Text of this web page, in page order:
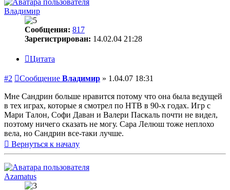
Владимир
Сообщения: 817
Зарегистрирован: 14.02.04 21:28
Цитата
#2 Сообщение Владимир » 1.04.07 18:31
Мне Сандрин больше нравится потому что она была ведущей
в тех играх, которые я смотрел по НТВ в 90-х годах. Игр с
Мари Талон, Софи Даван и Валери Паскаль почти не видел,
поэтому ничего сказать не могу. Сара Лелюш тоже неплохо
вела, но Сандрин все-таки лучше.
Вернуться к началу
Azamatus